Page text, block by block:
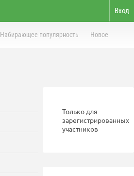
Вход
Набирающее популярность Новое
Только для
зарегистрированных
участников